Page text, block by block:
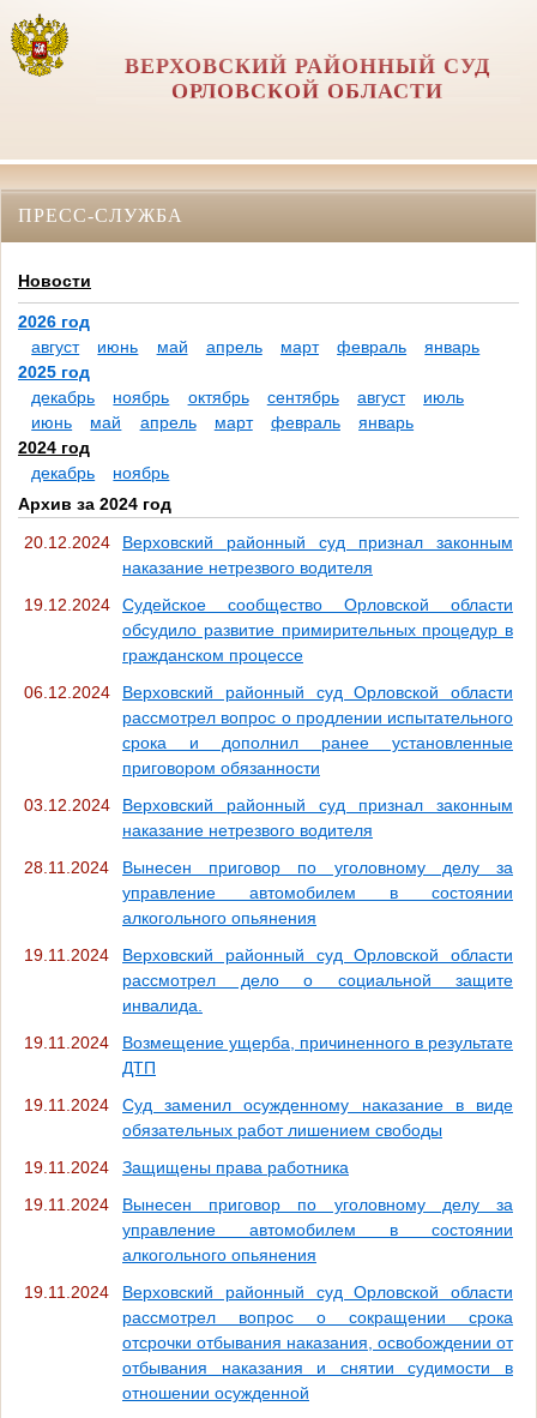
ВЕРХОВСКИЙ РАЙОННЫЙ СУД
ОРЛОВCКОЙ ОБЛАСТИ
ПРЕСС-СЛУЖБА
Новости
2026 год
август
июнь май апрель март февраль
январь
2025 год
декабрь
ноябрь октябрь сентябрь август
июль
июнь
май апрель март февраль
январь
2024 год
декабрь
ноябрь
Архив за 2024 год
20.12.2024
Верховский районный суд признал законным
наказание нетрезвого водителя
19.12.2024
Судейское сообщество Орловской области
обсудило развитие примирительных процедур в
гражданском процессе
06.12.2024
Верховский районный суд Орловской области
рассмотрел вопрос о продлении испытательного
срока и дополнил ранее установленные
приговором обязанности
03.12.2024
Верховский районный суд признал законным
наказание нетрезвого водителя
28.11.2024
Вынесен приговор по уголовному делу за
управление автомобилем в состоянии
алкогольного опьянения
19.11.2024
Верховский районный суд Орловской области
рассмотрел дело о социальной защите
инвалида.
19.11.2024
Возмещение ущерба, причиненного в результате
ДТП
19.11.2024
Суд заменил осужденному наказание в виде
обязательных работ лишением свободы
19.11.2024
Защищены права работника
19.11.2024
Вынесен приговор по уголовному делу за
управление автомобилем в состоянии
алкогольного опьянения
19.11.2024
Верховский районный суд Орловской области
рассмотрел вопрос о сокращении срока
отсрочки отбывания наказания, освобождении от
отбывания наказания и снятии судимости в
отношении осужденной